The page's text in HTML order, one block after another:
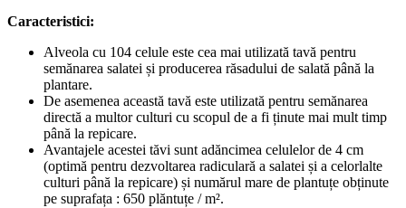
Caracteristici:
Alveola cu 104 celule este cea mai utilizată tavă pentru
semănarea salatei și producerea răsadului de salată până la
plantare.
De asemenea această tavă este utilizată pentru semănarea
directă a multor culturi cu scopul de a fi ținute mai mult timp
până la repicare.
Avantajele acestei tăvi sunt adăncimea celulelor de 4 cm
(optimă pentru dezvoltarea radiculară a salatei și a celorlalte
culturi până la repicare) și numărul mare de plantuțe obținute
pe suprafața : 650 plăntuțe / m².